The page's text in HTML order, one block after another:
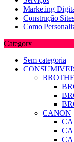
Marketing
Construção Sites
Como
Category
Sem categoria
CANON